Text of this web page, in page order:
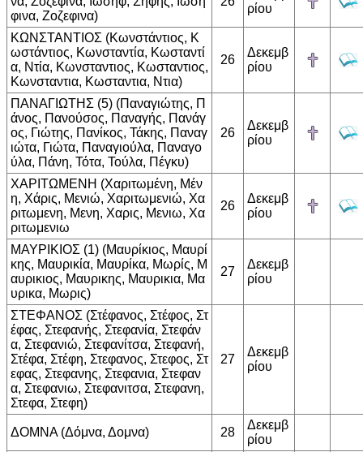
φινα, Ζοζεφινα)
ρίου
ΚΩΝΣΤΑΝΤΙΟΣ (Κωνστάντιος, Κ
ωστάντιος, Κωνσταντία, Κωσταντί
α, Ντία, Κωνσταντιος, Κωσταντιος,
Κωνσταντια, Κωσταντια, Ντια)
26
Δεκεμβ
ρίου
ΠΑΝΑΓΙΩΤΗΣ (5) (Παναγιώτης, Π
άνος, Πανούσος, Παναγής, Πανάγ
ος, Γιώτης, Πανίκος, Τάκης, Παναγ
ιώτα, Γιώτα, Παναγιούλα, Παναγο
ύλα, Πάνη, Τότα, Τούλα, Πέγκυ)
26
Δεκεμβ
ρίου
ΧΑΡΙΤΩΜΕΝΗ (Χαριτωμένη, Μέν
η, Χάρις, Μενιώ, Χαριτωμενιώ, Χα
ριτωμενη, Μενη, Χαρις, Μενιω, Χα
ριτωμενιω
26
Δεκεμβ
ρίου
ΜΑΥΡΙΚΙΟΣ (1) (Μαυρίκιος, Μαυρί
κης, Μαυρικία, Μαυρίκα, Μωρίς, Μ
αυρικιος, Μαυρικης, Μαυρικια, Μα
υρικα, Μωρις)
27
Δεκεμβ
ρίου
ΣΤΕΦΑΝΟΣ (Στέφανος, Στέφος, Στ
έφας, Στεφανής, Στεφανία, Στεφάν
α, Στεφανιώ, Στεφανίτσα, Στεφανή,
Στέφα, Στέφη, Στεφανος, Στεφος, Στ
εφας, Στεφανης, Στεφανια, Στεφαν
α, Στεφανιω, Στεφανιτσα, Στεφανη,
Στεφα, Στεφη)
27
Δεκεμβ
ρίου
ΔΟΜΝΑ (Δόμνα, Δομνα) 28
Δεκεμβ
ρίου